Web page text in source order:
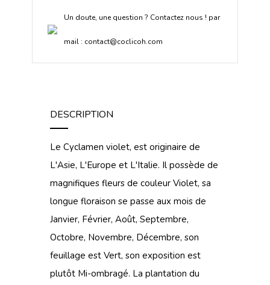
Un doute, une question ? Contactez nous ! par
mail : contact@coclicoh.com
DESCRIPTION
Le Cyclamen violet, est originaire de
L'Asie, L'Europe et L'Italie. Il possède de
magnifiques fleurs de couleur Violet, sa
longue floraison se passe aux mois de
Janvier, Février, Août, Septembre,
Octobre, Novembre, Décembre, son
feuillage est Vert, son exposition est
plutôt Mi-ombragé. La plantation du